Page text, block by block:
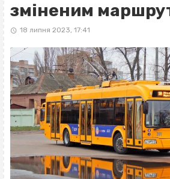
зміненим
18 липня 2023, 17:41